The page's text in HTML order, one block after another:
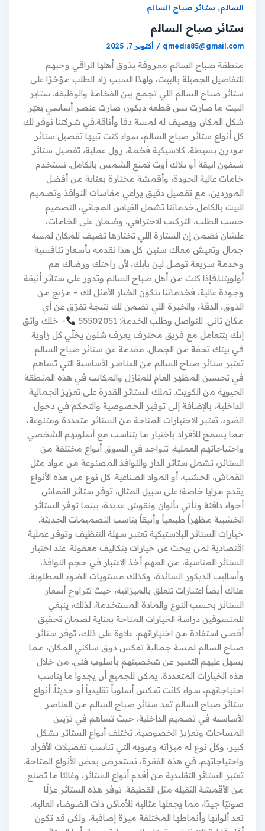
السالم,ستائر صباح السالم
ستائر صباح السالم
qmedia85@gmail.com
/ أكتوبر 7, 2025
منطقة صباح السالم معروفة بذوق أهلها الراقي وحبهم
للتفاصيل الجميلة بالبيت، ولهذا السبب زاد الطلب مؤخرًا على
ستائر صباح السالم اللي تجمع بين الفخامة والوظيفة. ستاير
البيت ما صارت بس قطعة ديكور، صارت عنصر أساسي يغيّر
شكل المكان ويضيف له لمسة دفا وأناقة.في شركتنا نوفر لك
كل أنواع ستائر صباح السالم، سواء كنت تبيها تفصيل ستائر
مودرن بسيطة، كلاسيكية فخمة، رول عملية، تفصيل ستائر
شيفون انيقة أو بلاك أوت تمنع الشمس بالكامل. نستخدم
خامات عالية الجودة، وأقمشة مختارة بعناية من أفضل
الموردين، مع تفصيل دقيق يراعي مقاسات النوافذ وتصميم
البيت بالكامل.خدماتنا تشمل القياس المجاني، التصميم
حسب الطلب، التركيب الاحترافي، وضمان على الخامات،
علشان نضمن إن الستارة اللي تختارها تضيف للمكان لمسة
جمال وتعيش معاك سنين. كل هذا نقدمه بأسعار تنافسية
وخدمة سريعة توصل لين بابك، لأن راحتك ورضاك هم
أولويتنا.فإذا كنت من أهل صباح السالم وتدور على ستائر أنيقة
وجودة عالية، فخدماتنا بتكون الخيار الأمثل لك – مزيج من
الذوق، الدقة، والخبرة اللي تضمن لك نتيجة تفرّق عن أي
مكان ثاني. للتواصل وطلب الخدمة: 55502051
– خلك واثق
إنك بتتعامل مع فريق محترف يعرف شلون يخلّي كل زاوية
في بيتك تحفة من الجمال. مقدمة عن ستائر صباح السالم
تعتبر ستائر صباح السالم من العناصر الأساسية التي تساهم
في تحسين المظهر العام للمنازل والمكاتب في هذه المنطقة
الحيوية من الكويت. تملك الستائر القدرة على تعزيز الجمالية
الداخلية، بالإضافة إلى توفير الخصوصية والتحكم في دخول
الضوء. تعتبر الاختيارات المتاحة من الستائر متعددة ومتنوعة،
مما يسمح للأفراد باختيار ما يتناسب مع أسلوبهم الشخصي
واحتياجاتهم العملية. تتواجد في السوق أنواع مختلفة من
الستائر، تشمل ستائر الدار والنوافذ المصنوعة من مواد مثل
القماش، الخشب، أو المواد الصناعية. كل نوع من هذه الأنواع
يقدم مزايا خاصة؛ على سبيل المثال، توفر ستائر القماش
أجواء دافئة وتأتي بألوان ونقوش عديدة، بينما توفر الستائر
الخشبية مظهراً طبيعياً وأنيقاً يناسب التصميمات الحديثة.
خيارات الستائر البلاستيكية تعتبر سهلة التنظيف وتوفر عملية
اقتصادية لمن يبحث عن خيارات بتكاليف معقولة. عند اختيار
الستائر المناسبة، من المهم أخذ الاعتبار في حجم النوافذ،
وأساليب الديكور السائدة، وكذلك مستويات الضوء المطلوبة.
هناك أيضاً اعتبارات تتعلق بالميزانية، حيث تتراوح أسعار
الستائر بحسب النوع والمادة المستخدمة. لذلك، ينبغي
للمتسوقين دراسة الخيارات المتاحة بعناية لضمان تحقيق
أقصى استفادة من اختياراتهم. علاوة على ذلك، توفر ستائر
صباح السالم لمسة جمالية تعكس ذوق ساكني المكان، مما
يسهل عليهم التعبير عن شخصيتهم بأسلوب فني. من خلال
هذه الخيارات المتعددة، يمكن للجميع أن يجدوا ما يناسب
احتياجاتهم، سواء كانت تعكس أسلوباً تقليدياً أو حديثاً. أنواع
ستائر صباح السالم تعد ستائر صباح السالم من العناصر
الأساسية في تصميم الداخلية، حيث تساهم في تزيين
المساحات وتعزيز الخصوصية. تختلف أنواع الستائر بشكل
كبير، وكل نوع له ميزاته وعيوبه التي تناسب تفضيلات الأفراد
واحتياجاتهم. في هذه الفقرة، نستعرض بعض الأنواع المتاحة.
تعتبر الستائر التقليدية من أقدم أنواع الستائر، وغالبًا ما تصنع
من الأقمشة الثقيلة مثل القطيفة. توفر هذه الستائر عزلًا
صوتيًا جيدًا، مما يجعلها مثالية للأماكن ذات الضوضاء العالية.
تعد ألوانها وأنماطها المختلفة ميزة إضافية، ولكن قد تكون